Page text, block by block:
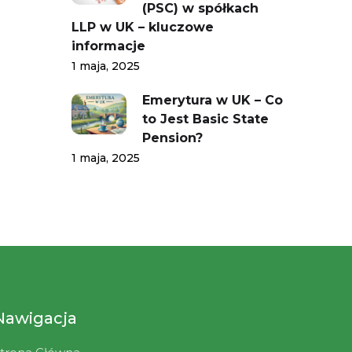
(PSC) w spółkach
LLP w UK – kluczowe
informacje
1 maja, 2025
Emerytura w UK – Co
to Jest Basic State
Pension?
1 maja, 2025